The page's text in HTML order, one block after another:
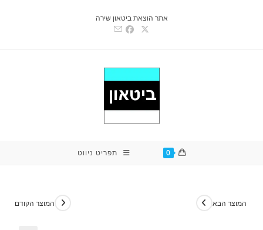
אתר הוצאת ביטאון שירה
0 תפריט ניווט
המוצר הקודם המוצר הבא